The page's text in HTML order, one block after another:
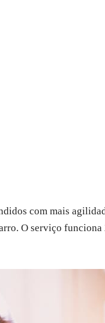
com mais
O serviço